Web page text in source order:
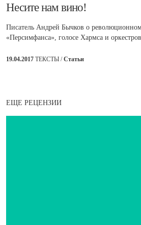
​Несите нам вино!
Писатель Андрей Бычков о
«Персимфанса», голосе Хармса и
19.04.2017 ТЕКСТЫ /Статьи
ЕЩЕ РЕЦЕНЗИИ